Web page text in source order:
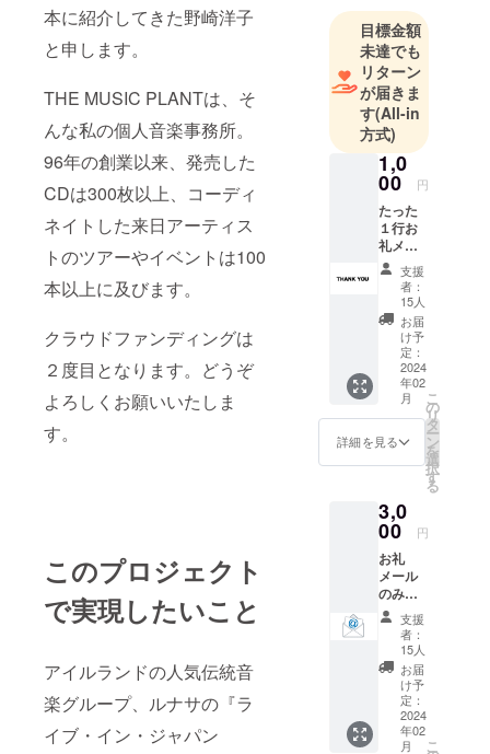
本に紹介してきた野崎洋子
と申します。
THE MUSIC PLANTは、そ
んな私の個人音楽事務所。
96年の創業以来、発売した
CDは300枚以上、コーディ
ネイトした来日アーティス
トのツアーやイベントは100
本以上に及びます。
クラウドファンディングは
２度目となります。どうぞ
よろしくお願いいたしま
す。
このプロジェクト
で実現したいこと
アイルランドの人気伝統音
楽グループ、ルナサの『ラ
イブ・イン・ジャパン
目標金額
未達でも
リターン
が届きま
す(All-in
方式)
1,0
00 円
たった
１行お
礼メー
ルで
す。リ
ターン
はなし
で良い
から、
少額の
気楽に
参加で
きるも
のがあ
れば、
という
ストを
いただ
きまし
たの
で、新
たに設
定しま
した。
Campfi
reの設
定上、
リター
ンまっ
たくな
支援
者：
15人
お届
け予
定：
2024
年02
月
詳細を見る
こ
の
リ
タ
ー
ン
を
選
択
す
る
3,0
00 円
お礼
メール
のみお
送りい
たしま
す。わ
かりま
す。別
に急が
なくて
も音は
支援
者：
15人
お届
け予
定：
2024
年02
月
こ